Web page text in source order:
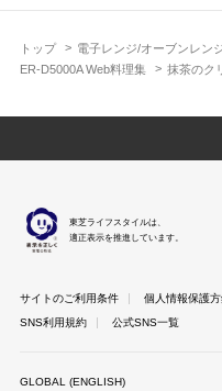
トップ 電子レンジ/オーブンレン
ER-D5000A Web料理集
抹茶のク
東芝ライフスタイルは、
適正表示を推進しています。
サイトのご利用条件 個人情報保護
SNS利用規約
公式SNS一覧
GLOBAL (ENGLISH)